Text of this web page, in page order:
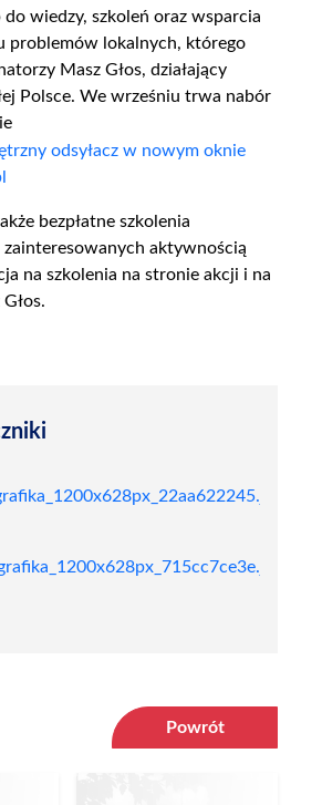
wiedzy, szkoleń oraz wsparcia
problemów lokalnych, którego
Masz Głos, działający
Polsce. We wrześniu trwa nabór
bezpłatne szkolenia
aktywnością
na szkolenia na stronie akcji i na
Powrót